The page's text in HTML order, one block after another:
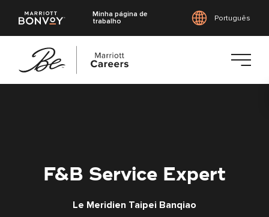
Minha página de
trabalho
Português
F&B Service Expert
Le Meridien Taipei Banqiao